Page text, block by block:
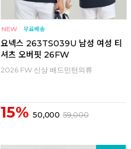
요넥스 263TS039U 남성 여성 티
셔츠 오버핏 26FW
2026 FW 신상 배드민턴의류
15% 50,000 59,000